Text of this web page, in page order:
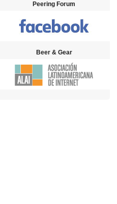
Peering Forum
Beer & Gear